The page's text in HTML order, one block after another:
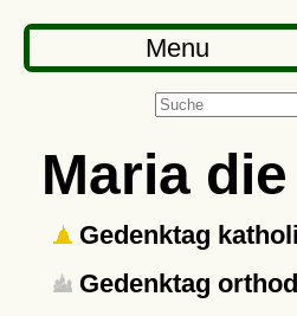
Menu
Maria
Gedenktag
Gedenktag